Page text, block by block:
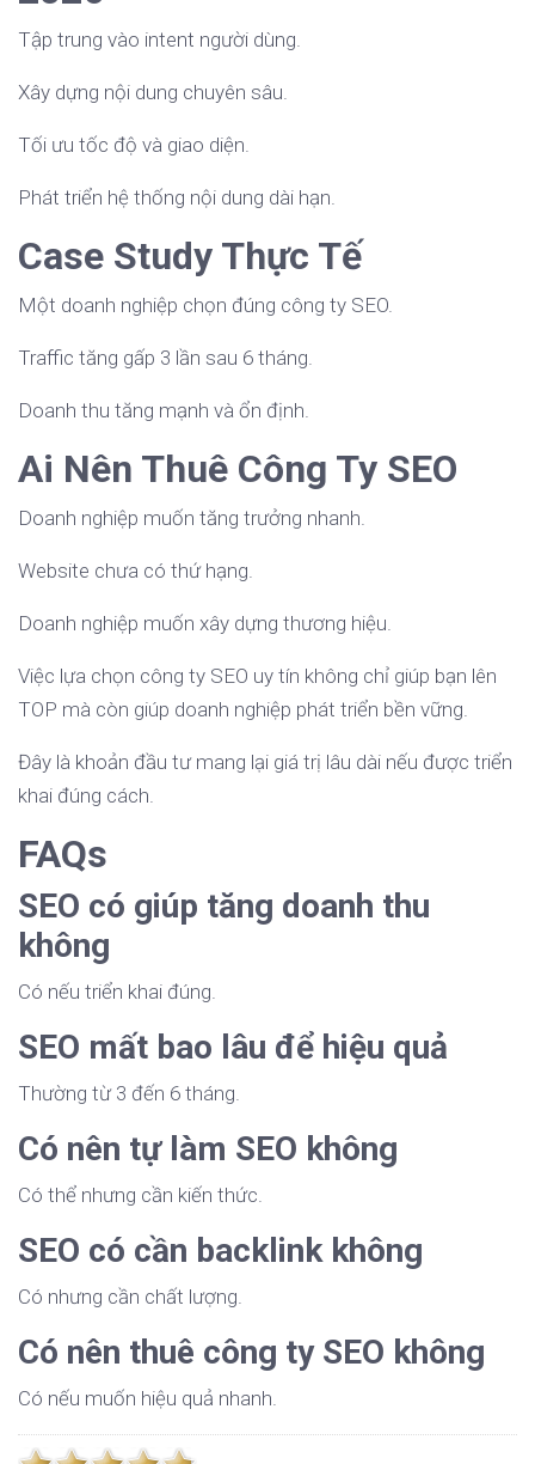
Tập trung vào intent người dùng.
Xây dựng nội dung chuyên sâu.
Tối ưu tốc độ và giao diện.
Phát triển hệ thống nội dung dài hạn.
Case Study Thực Tế
Một doanh nghiệp chọn đúng công ty SEO.
Traffic tăng gấp 3 lần sau 6 tháng.
Doanh thu tăng mạnh và ổn định.
Ai Nên Thuê Công Ty SEO
Doanh nghiệp muốn tăng trưởng nhanh.
Website chưa có thứ hạng.
Doanh nghiệp muốn xây dựng thương hiệu.
Việc lựa chọn công ty SEO uy tín không chỉ giúp bạn lên
TOP mà còn giúp doanh nghiệp phát triển bền vững.
Đây là khoản đầu tư mang lại giá trị lâu dài nếu được triển
khai đúng cách.
FAQs
SEO có giúp tăng doanh thu
không
Có nếu triển khai đúng.
SEO mất bao lâu để hiệu quả
Thường từ 3 đến 6 tháng.
Có nên tự làm SEO không
Có thể nhưng cần kiến thức.
SEO có cần backlink không
Có nhưng cần chất lượng.
Có nên thuê công ty SEO không
Có nếu muốn hiệu quả nhanh.